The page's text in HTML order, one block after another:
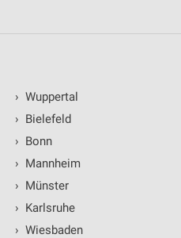
› Wuppertal
› Bielefeld
› Bonn
› Mannheim
› Münster
› Karlsruhe
› Wiesbaden